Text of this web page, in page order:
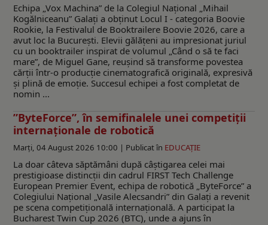
Echipa „Vox Machina” de la Colegiul Național „Mihail
Kogălniceanu” Galați a obținut Locul I - categoria Boovie
Rookie, la Festivalul de Booktrailere Boovie 2026, care a
avut loc la București. Elevii gălățeni au impresionat juriul
cu un booktrailer inspirat de volumul „Când o să te faci
mare”, de Miguel Gane, reușind să transforme povestea
cărții într-o producție cinematografică originală, expresivă
și plină de emoție. Succesul echipei a fost completat de
nomin ...
”ByteForce”, în semifinalele unei competiții
internaționale de robotică
Marți, 04 August 2026 10:00 | Publicat în EDUCAŢIE
La doar câteva săptămâni după câștigarea celei mai
prestigioase distincții din cadrul FIRST Tech Challenge
European Premier Event, echipa de robotică „ByteForce” a
Colegiului Național „Vasile Alecsandri” din Galați a revenit
pe scena competițională internațională. A participat la
Bucharest Twin Cup 2026 (BTC), unde a ajuns în